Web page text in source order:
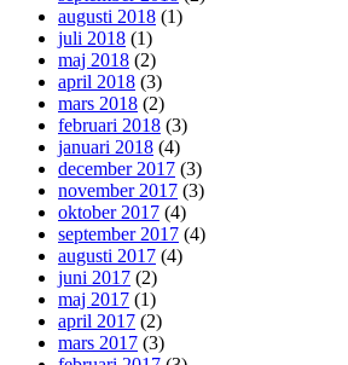
augusti 2018 (1)
juli 2018 (1)
maj 2018 (2)
april 2018 (3)
mars 2018 (2)
februari 2018 (3)
januari 2018 (4)
december 2017 (3)
november 2017 (3)
oktober 2017 (4)
september 2017 (4)
augusti 2017 (4)
juni 2017 (2)
maj 2017 (1)
april 2017 (2)
mars 2017 (3)